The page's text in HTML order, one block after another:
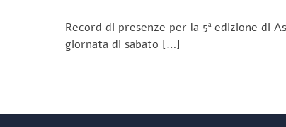
Record di presenze per la 5ª edizione di
giornata di sabato […]